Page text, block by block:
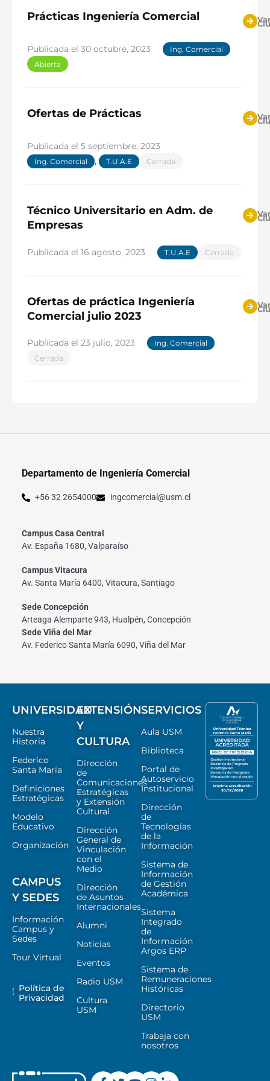
Prácticas Ingeniería Comercial
Publicada el 30 octubre, 2023
Ing. Comercial
Abierta
Ofertas de Prácticas
Publicada el 5 septiembre, 2023
Ing. Comercial , T.U.A.E Cerrada
Técnico Universitario en Adm. de
Empresas
Publicada el 16 agosto, 2023 T.U.A.E Cerrada
Ofertas de práctica Ingeniería
Comercial julio 2023
Publicada el 23 julio, 2023
Ing. Comercial
Cerrada
Departamento de Ingeniería Comercial
+56 32 2654000 ingcomercial@usm.cl
Campus Casa Central
Av. España 1680, Valparaíso
Campus Vitacura
Av. Santa María 6400, Vitacura, Santiago
Sede Concepción
Arteaga Alemparte 943, Hualpén, Concepción
Sede Viña del Mar
Av. Federico Santa María 6090, Viña del Mar
UNIVERSIDAD
Nuestra
Historia
Federico
Santa María
Definiciones
Estratégicas
Modelo
Educativo
Organización
CAMPUS
Y SEDES
Información
Campus y
Sedes
Tour Virtual
Política de
Privacidad
EXTENSIÓN
Y
CULTURA
Dirección
de
Comunicaciones
Estratégicas
y Extensión
Cultural
Dirección
General de
Vinculación
con el
Medio
Dirección
de Asuntos
Internacionales
Alumni
Noticias
Eventos
Radio USM
Cultura
USM
SERVICIOS
Aula USM
Biblioteca
Portal de
Autoservicio
Institucional
Dirección
de
Tecnologías
de la
Información
Sistema de
Información
de Gestión
Académica
Sistema
Integrado
de
Información
Argos ERP
Sistema de
Remuneraciones
Históricas
Directorio
USM
Trabaja con
nosotros